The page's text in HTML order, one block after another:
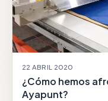
22 ABRIL 2020
¿Cómo hemos
Ayapunt?